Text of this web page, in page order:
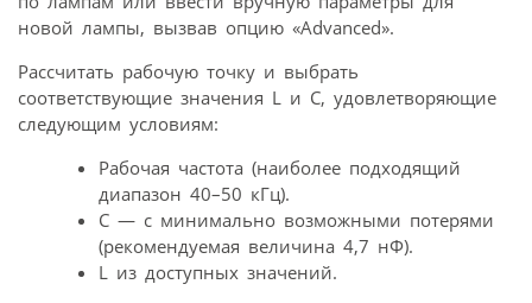
новой лампы, вызвав опцию «Advanced».
Рассчитать рабочую точку и выбрать
соответствующие значения L и C, удовлетворяющие
следующим условиям:
Рабочая частота (наиболее подходящий
диапазон 40–50 кГц).
С — с минимально возможными потерями
(рекомендуемая величина 4,7 нФ).
L из доступных значений.